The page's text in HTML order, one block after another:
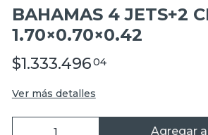
BAHAMAS 4 JETS+2
1.70×0.70×0.42
$1.333.49604
Ver más detalles
Agregar